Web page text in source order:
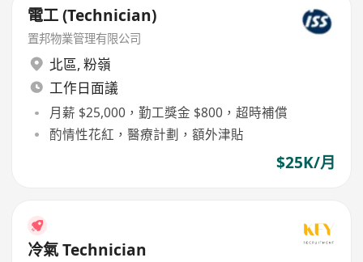
電工 (Technician)
置邦物業管理有限公司
北區, 粉嶺
工作日面議
月薪 $25,000，勤工獎金 $800，超時補償
酌情性花紅，醫療計劃，額外津貼
$25K/月
冷氣 Technician